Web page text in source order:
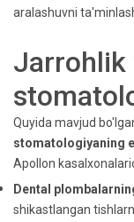
aralashuvni
Jarrohlik
Quyida mavjud
stomatologiyaning
Apollon
Dental
shikastlangan